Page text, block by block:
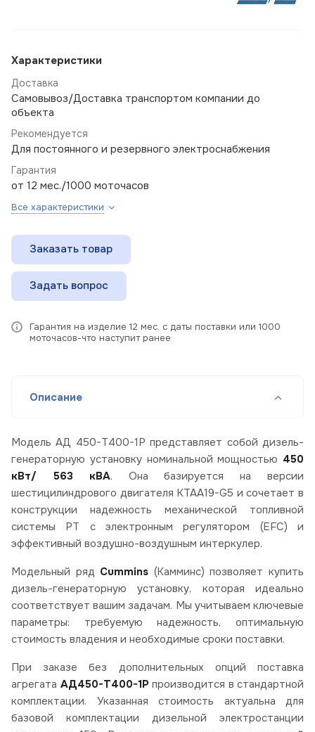
Характеристики
Доставка
Самовывоз/Доставка транспортом компании до
объекта
Рекомендуется
Для постоянного и резервного электроснабжения
Гарантия
от 12 мес./1000 моточасов
Все характеристики
Заказать товар
Задать вопрос
Гарантия на изделие 12 мес. с даты поставки или 1000
моточасов-что наступит ранее
Описание
Модель АД 450-Т400-1Р представляет собой дизель-
генераторную установку номинальной мощностью 450
кВт/ 563 кВА. Она базируется на версии
шестицилиндрового двигателя KTAA19-G5 и сочетает в
конструкции надежность механической топливной
системы PT с электронным регулятором (EFC) и
эффективный воздушно-воздушным интеркулер.
Модельный ряд Cummins (Камминс) позволяет купить
дизель-генераторную установку, которая идеально
соответствует вашим задачам. Мы учитываем ключевые
параметры: требуемую надежность, оптимальную
стоимость владения и необходимые сроки поставки.
При заказе без дополнительных опций поставка
агрегата АД450-Т400-1Р производится в стандартной
комплектации. Указанная стоимость актуальна для
базовой комплектации дизельной электростанции